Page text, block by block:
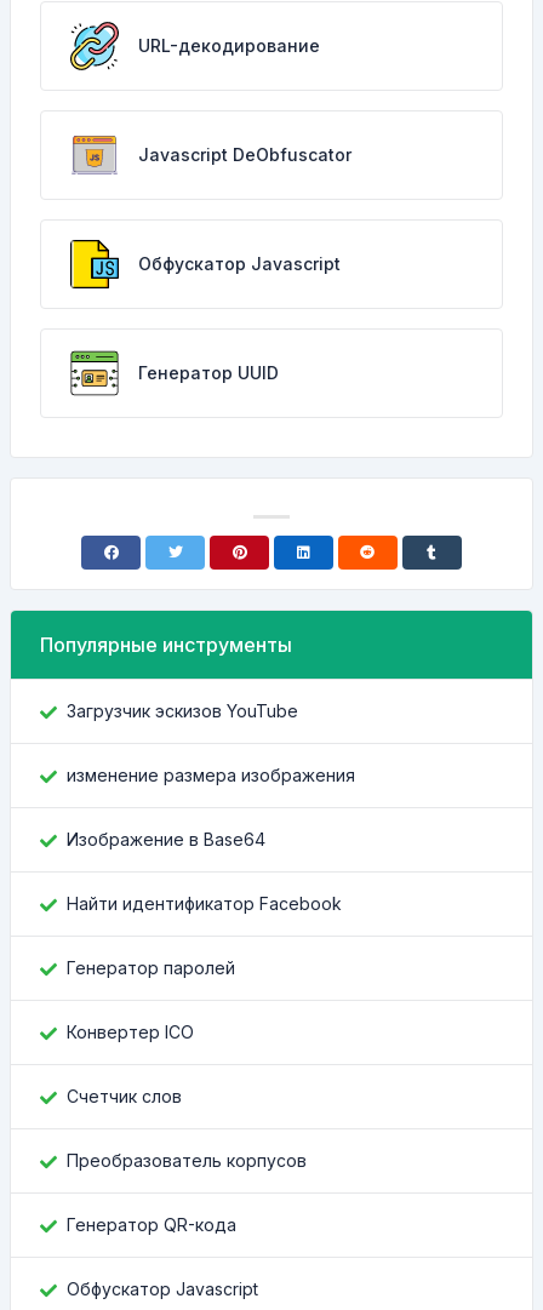
URL-декодирование
Javascript DeObfuscator
Обфускатор Javascript
Генератор UUID
Популярные инструменты
Загрузчик эскизов YouTube
изменение размера изображения
Изображение в Base64
Найти идентификатор Facebook
Генератор паролей
Конвертер ICO
Счетчик слов
Преобразователь корпусов
Генератор QR-кода
Обфускатор Javascript